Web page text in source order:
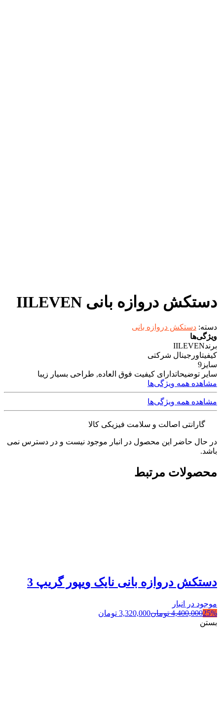
دستکش دروازه بانی IILEVEN
دسته: دستکش دروازه بانی
ویژگی‌ها
برندIILEVEN
کیفیتاورجینال شرکتی
سایز 9
سایر توضیحاتدارای کیفیت فوق العاده, طراحی بسیار زیبا
مشاهده همه ویژگی‌ها
مشاهده همه ویژگی‌ها
گارانتی اصالت و سلامت فیزیکی کالا
در حال حاضر این محصول در انبار موجود نیست و در دسترس نمی
باشد.
محصولات مرتبط
دستکش دروازه بانی نایک ویپور گریپ 3
موجود در انبار
25%
4,400,000 تومان3,320,000 تومان
بستن